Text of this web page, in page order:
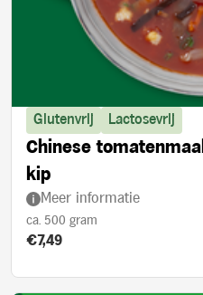
Glutenvrij Lactosevrij
Chinese
kip
Meer informatie
ca. 500 gram
Product prijs:
€7,49